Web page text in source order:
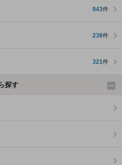
943件
238件
321件
探す